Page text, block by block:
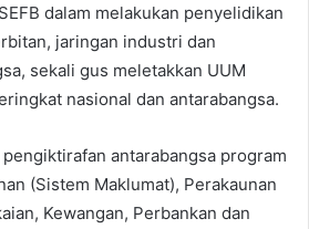
dalam melakukan penyelidikan
jaringan industri dan
sekali gus meletakkan UUM
nasional dan antarabangsa.
antarabangsa program
(Sistem Maklumat), Perakaunan
Kewangan, Perbankan dan